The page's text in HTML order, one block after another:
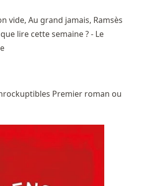
vide, Au grand jamais, Ramsès
lire cette semaine ? - Le
Premier roman ou